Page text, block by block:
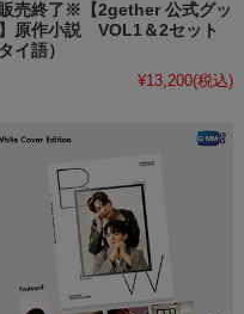
売終了※【2gether 公式グッ
原作小説 VOL1＆2セット
タイ語）
¥13,200(税込)